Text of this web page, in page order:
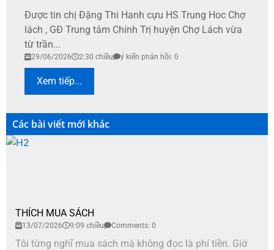
Được tin chị Đặng Thi Hanh cựu HS Trung Hoc Chợ
lách , GĐ Trung tâm Chính Trị huyện Chợ Lách vừa
từ trần...
29/06/2026 2:30 chiều ý kiến phản hồi: 0
Xem tiếp...
Các bài viết mới khác
THÍCH MUA SÁCH
13/07/2026 9:09 chiều Comments: 0
Tôi từng nghĩ mua sách mà không đọc là phí tiền. Giờ